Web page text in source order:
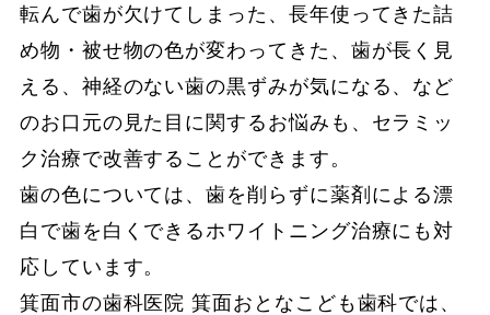
転んで歯が欠けてしまった、長年使ってきた詰
め物・被せ物の色が変わってきた、歯が長く見
える、神経のない歯の黒ずみが気になる、など
のお口元の見た目に関するお悩みも、セラミッ
ク治療で改善することができます。
歯の色については、歯を削らずに薬剤による漂
白で歯を白くできるホワイトニング治療にも対
応しています。
箕面市の歯科医院 箕面おとなこども歯科では、